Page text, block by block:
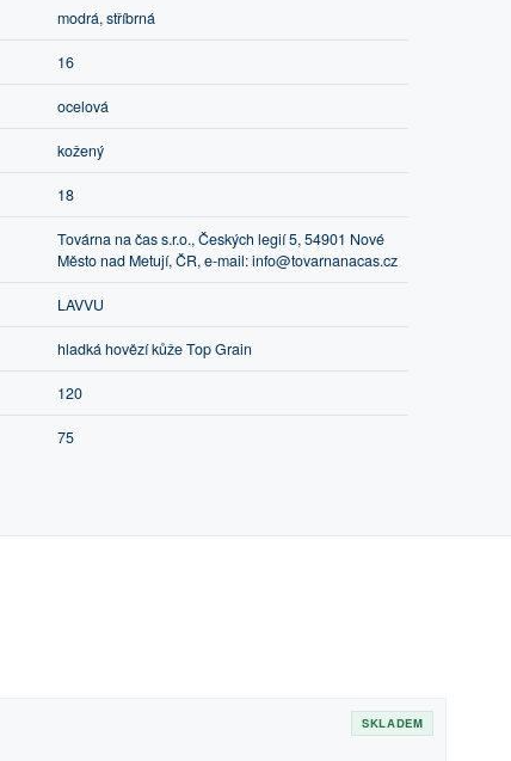
modrá, stříbrná
16
ocelová
kožený
18
Továrna na čas s.r.o., Českých legií 5, 54901 Nové
Město nad Metují, ČR, e-mail: info@tovarnanacas.cz
LAVVU
hladká hovězí kůže Top Grain
120
75
SKLADEM